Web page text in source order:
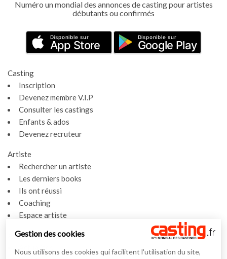
Numéro un mondial des annonces de casting pour artistes
débutants ou confirmés
Disponible sur
App Store
Disponible sur
Google Play
Casting
Inscription
Devenez membre V.I.P
Consulter les castings
Enfants & ados
Devenez recruteur
Artiste
Rechercher un artiste
Les derniers books
Ils ont réussi
Coaching
Espace artiste
Actualités
Actualités
Gestion des cookies
Nous utilisons des cookies qui facilitent l'utilisation du site,